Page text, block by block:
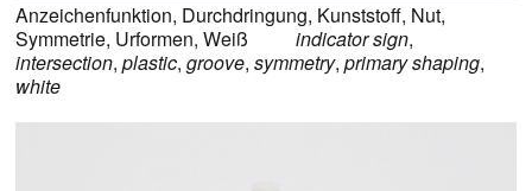
Anzeichenfunktion, Durchdringung, Kunststoff, Nut,
Symmetrie, Urformen, Weiß indicator sign,
intersection, plastic, groove, symmetry, primary shaping,
white